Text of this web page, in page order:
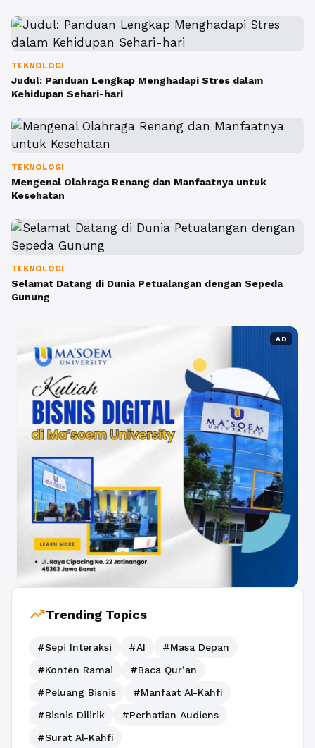
TEKNOLOGI
Judul: Panduan Lengkap Menghadapi Stres dalam
Kehidupan Sehari-hari
TEKNOLOGI
Mengenal Olahraga Renang dan Manfaatnya untuk
Kesehatan
TEKNOLOGI
Selamat Datang di Dunia Petualangan dengan Sepeda
Gunung
AD
trending_upTrending Topics
#Sepi Interaksi #AI
#Masa Depan
#Konten Ramai
#Baca Qur’an
#Peluang Bisnis
#Manfaat Al-Kahfi
#Bisnis Dilirik
#Perhatian Audiens
#Surat Al-Kahfi